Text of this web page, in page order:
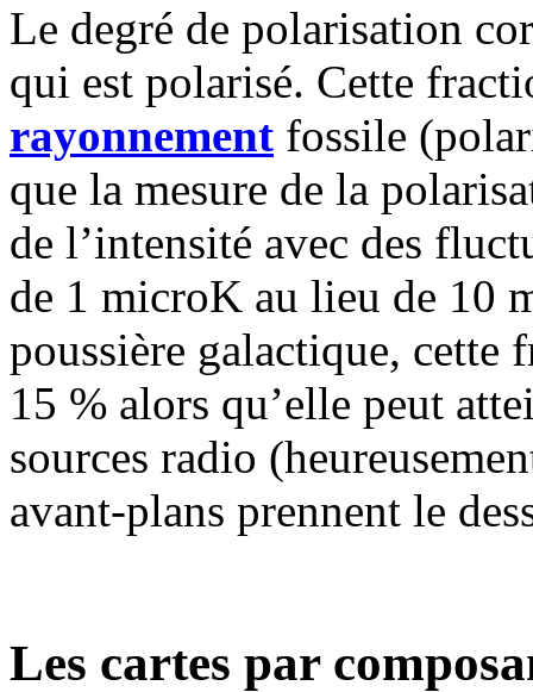
Le degré de polarisation
qui est polarisé. Cette
rayonnement fossile
que la mesure de la
de l’intensité avec des
de 1 microK au lieu de 10
poussière galactique, cette
15 % alors qu’elle peut
sources radio
avant-plans prennent le
Les cartes par